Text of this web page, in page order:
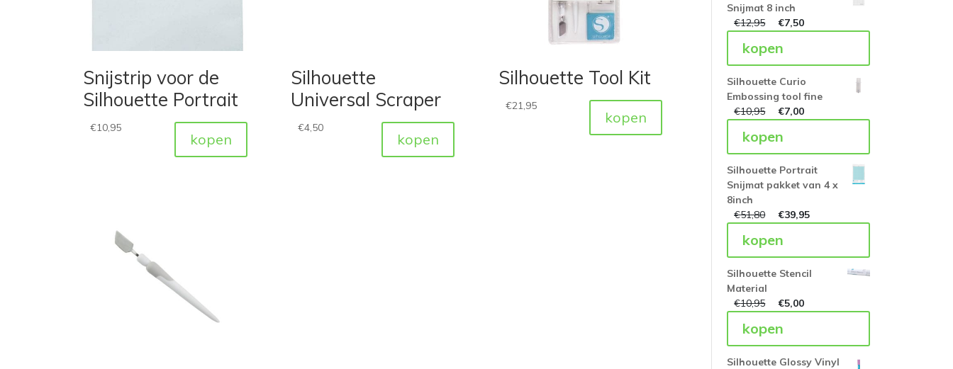
Snijstrip voor de
Silhouette Portrait
€10,95
kopen
Silhouette
Universal Scraper
€4,50
kopen
Silhouette Tool Kit
€21,95
kopen
Snijmat 8 inch
€12,95 €7,50
kopen
Silhouette Curio
Embossing tool fine
€10,95 €7,00
kopen
Silhouette Portrait
Snijmat pakket van 4 x
8inch
€51,80 €39,95
kopen
Silhouette Stencil
Material
€10,95 €5,00
kopen
Silhouette Glossy Vinyl